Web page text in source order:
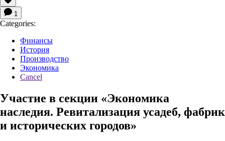
1
Categories:
Финансы
История
Производство
Экономика
Cancel
Участие в секции «Экономика
наследия. Ревитализация усадеб, фабрик
и исторических городов»